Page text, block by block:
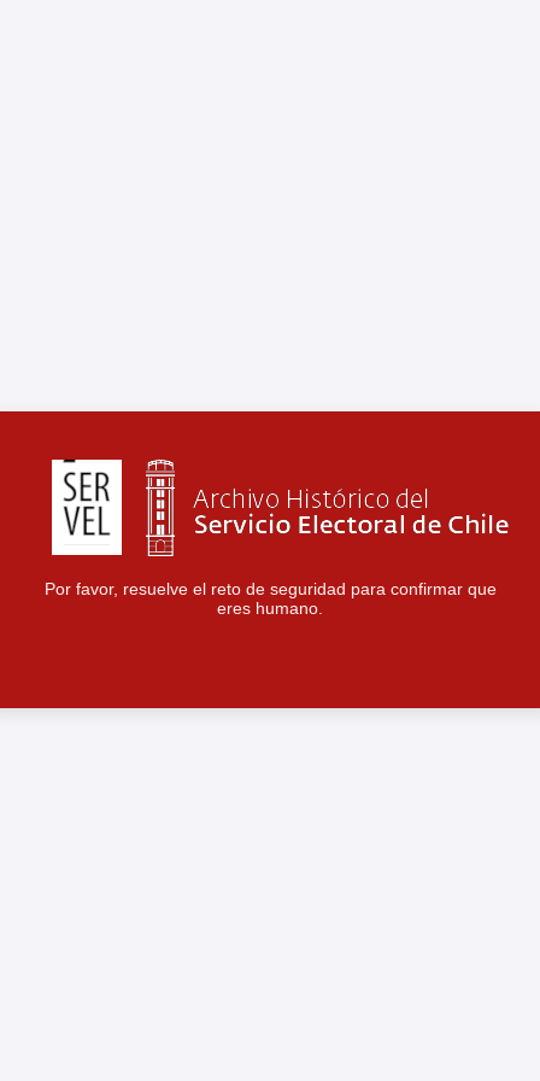
Por favor, resuelve el reto de seguridad para confirmar que
eres humano.